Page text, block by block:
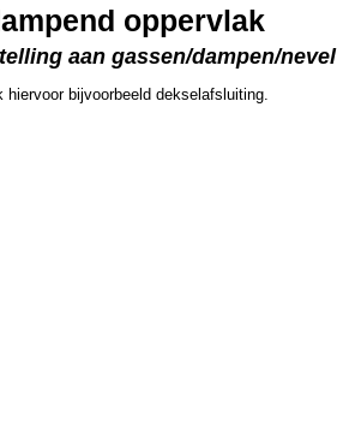
oppervlak
aan gassen/dampen/nevel
hiervoor bijvoorbeeld dekselafsluiting.